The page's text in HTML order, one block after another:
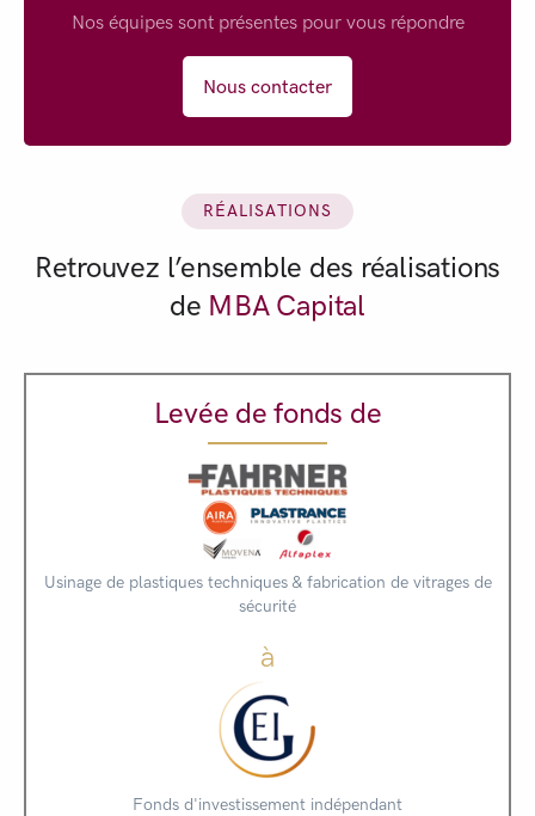
Nos équipes sont présentes pour vous répondre
Nous contacter
RÉALISATIONS
Retrouvez l’ensemble des réalisations
de MBA Capital
Levée de fonds de
Usinage de plastiques techniques & fabrication de vitrages de
sécurité
à
Fonds d'investissement indépendant